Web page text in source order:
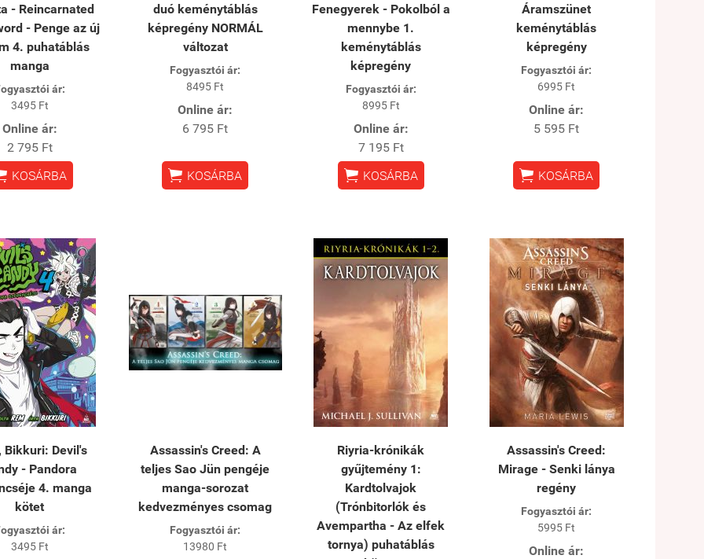
- Reincarnated
- Penge az új
4. puhatáblás
manga
ár:
3495 Ft
Online ár:
2 795 Ft
KOSÁRBA
duó keménytáblás
képregény NORMÁL
változat
Fogyasztói ár:
8495 Ft
Online ár:
6 795 Ft
 KOSÁRBA
Fenegyerek - Pokolból a
mennybe 1.
keménytáblás
képregény
Fogyasztói ár:
8995 Ft
Online ár:
7 195 Ft
 KOSÁRBA
Áramszünet
keménytáblás
képregény
Fogyasztói ár:
6995 Ft
Online ár:
5 595 Ft
 KOSÁRBA
Bikkuri: Devil's
- Pandora
4. manga
kötet
ár:
3495 Ft
Assassin's Creed: A
teljes Sao Jün pengéje
manga-sorozat
kedvezményes csomag
Fogyasztói ár:
13980 Ft
Riyria-krónikák
gyűjtemény 1:
Kardtolvajok
(Trónbitorlók és
Avempartha - Az elfek
tornya) puhatáblás
Assassin's Creed:
Mirage - Senki lánya
regény
Fogyasztói ár:
5995 Ft
Online ár: